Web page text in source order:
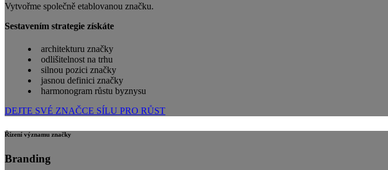
Vytvořme společně etablovanou značku.
Sestavením strategie získáte
architekturu značky
odlišitelnost na trhu
silnou pozici značky
jasnou definici značky
harmonogram růstu byznysu
DEJTE SVÉ ZNAČCE SÍLU PRO RŮST
Řízení významu značky
Branding